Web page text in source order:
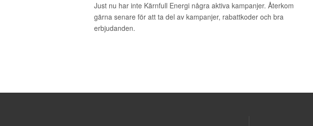
Just nu har inte Kärnfull Energi några aktiva kampanjer. Återkom
gärna senare för att ta del av kampanjer, rabattkoder och bra
erbjudanden.